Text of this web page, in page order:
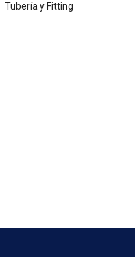
Tubería y Fitting